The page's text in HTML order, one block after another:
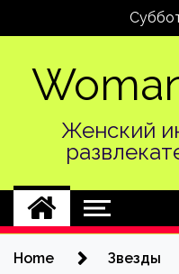
Женский
Home Звезды